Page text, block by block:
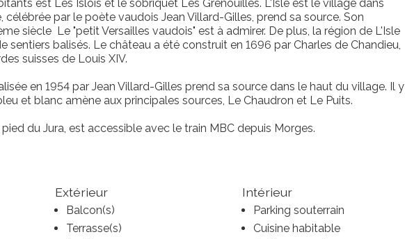
est Les Islois et le sobriquet Les Grenouilles. L'Isle est le village dans
célébrée par le poète vaudois Jean Villard-Gilles, prend sa source. Son
siècle Le "petit Versailles vaudois" est à admirer. De plus, la région de L'Isle
sentiers balisés. Le château a été construit en 1696 par Charles de Chandieu,
suisses de Louis XIV.
en 1954 par Jean Villard-Gilles prend sa source dans le haut du village. Il y
et blanc amène aux principales sources, Le Chaudron et Le Puits.
du Jura, est accessible avec le train MBC depuis Morges.
Extérieur
Balcon(s)
Terrasse(s)
Intérieur
Parking souterrain
Cuisine habitable